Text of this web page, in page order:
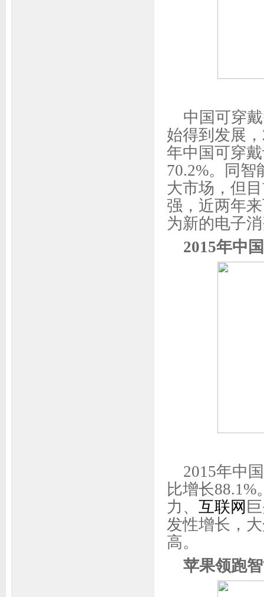
中国可穿
始得到发展
年中国可穿
70.2%。同智
大市场，但
强，近两年
为新的电子
2015年中
2015年中
比增长
力、 互联网
发性增长，
高。
苹果领跑